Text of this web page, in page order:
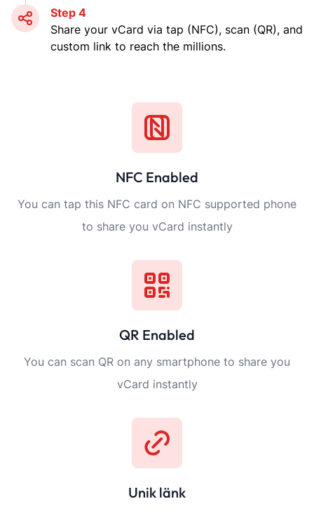
Step 4
Share your vCard via tap (NFC), scan (QR), and
custom link to reach the millions.
NFC Enabled
You can tap this NFC card on NFC supported phone
to share you vCard instantly
QR Enabled
You can scan QR on any smartphone to share you
vCard instantly
Unik länk